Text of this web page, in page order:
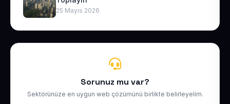
25 Mayıs 2026
Sorunuz mu var?
Sektörünüze en uygun web çözümünü birlikte belirleyelim.